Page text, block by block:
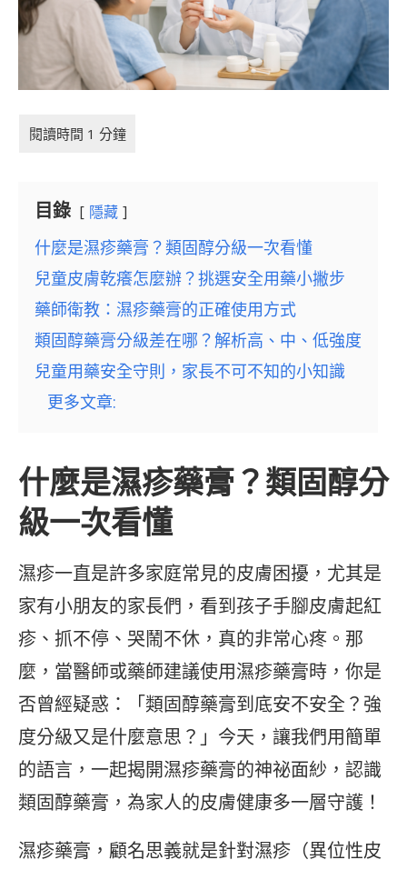
目錄 隱藏
什麼是濕疹藥膏？類固醇分級一次看懂
兒童皮膚乾癢怎麼辦？挑選安全用藥小撇步
藥師衛教：濕疹藥膏的正確使用方式
類固醇藥膏分級差在哪？解析高、中、低強度
兒童用藥安全守則，家長不可不知的小知識
更多文章:
什麼是濕疹藥膏？類固醇分
級一次看懂
濕疹一直是許多家庭常見的皮膚困擾，尤其是
家有小朋友的家長們，看到孩子手腳皮膚起紅
疹、抓不停、哭鬧不休，真的非常心疼。那
麼，當醫師或藥師建議使用濕疹藥膏時，你是
否曾經疑惑：「類固醇藥膏到底安不安全？強
度分級又是什麼意思？」今天，讓我們用簡單
的語言，一起揭開濕疹藥膏的神祕面紗，認識
類固醇藥膏，為家人的皮膚健康多一層守護！
濕疹藥膏，顧名思義就是針對濕疹（異位性皮